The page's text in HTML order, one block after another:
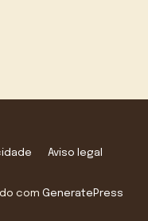
Aviso legal
com GeneratePress